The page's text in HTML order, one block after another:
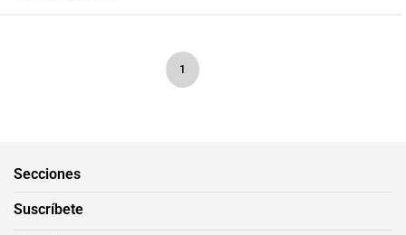
1
Secciones
Suscríbete